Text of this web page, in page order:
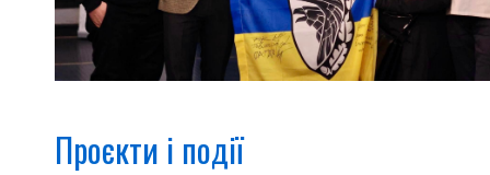
Проєкти і події